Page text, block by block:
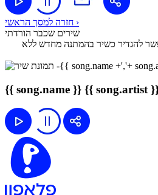
חזרה למסך הראשי ›
שירים שכבר הורדתי
להגדיר כשיר בהמתנה מחדש ללא
{{ song.name }} {{ song.artist